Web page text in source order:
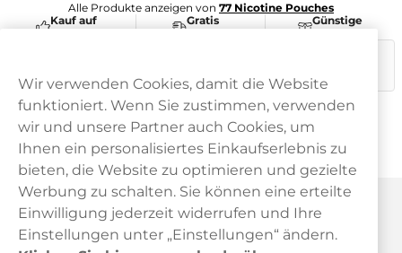
Alle Produkte anzeigen von 77 Nicotine Pouches
Kauf auf
Rechnung
Gratis
Versand
Günstige
Preise
Haypp Österreich
Wir verwenden Cookies, damit die Website
funktioniert. Wenn Sie zustimmen, verwenden
wir und unsere Partner auch Cookies, um
Ihnen ein personalisiertes Einkaufserlebnis zu
bieten, die Website zu optimieren und gezielte
Werbung zu schalten. Sie können eine erteilte
Einwilligung jederzeit widerrufen und Ihre
Einstellungen unter „Einstellungen“ ändern.